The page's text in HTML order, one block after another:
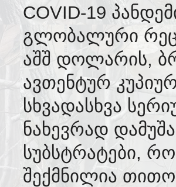
COVID-19
გლობალური
აშშ დოლარის,
ავთენტურ
სხვადასხვა
ნახევრად
სუბსტრატები,
შექმნილია